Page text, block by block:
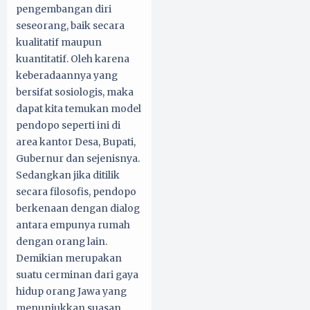
pengembangan diri
seseorang, baik secara
kualitatif maupun
kuantitatif. Oleh karena
keberadaannya yang
bersifat sosiologis, maka
dapat kita temukan model
pendopo seperti ini di
area kantor Desa, Bupati,
Gubernur dan sejenisnya.
Sedangkan jika ditilik
secara filosofis, pendopo
berkenaan dengan dialog
antara empunya rumah
dengan orang lain.
Demikian merupakan
suatu cerminan dari gaya
hidup orang Jawa yang